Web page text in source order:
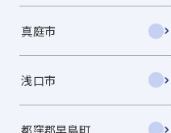
真庭市
浅口市
都窪郡早島町